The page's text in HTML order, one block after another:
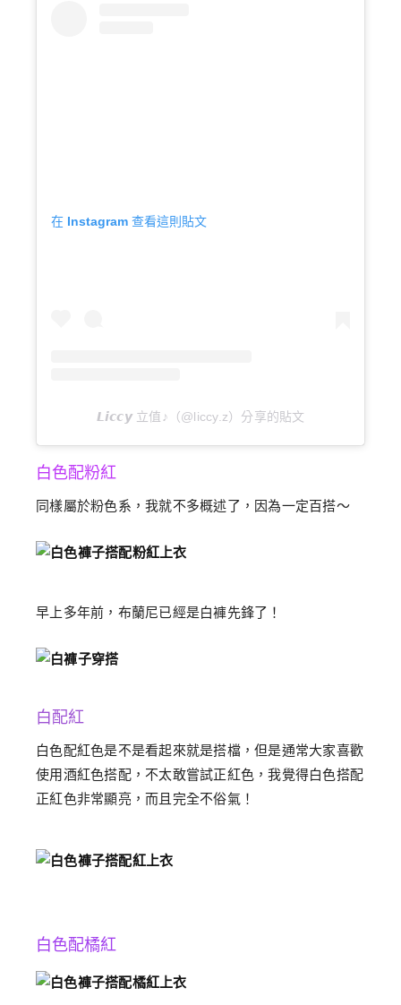
在 Instagram 查看這則貼文
𝙇𝙞𝙘𝙘𝙮 立值♪（@liccy.z）分享的貼文
白色配粉紅
同樣屬於粉色系，我就不多概述了，因為一定百搭～
早上多年前，布蘭尼已經是白褲先鋒了！
白配紅
白色配紅色是不是看起來就是搭檔，但是通常大家喜歡
使用酒紅色搭配，不太敢嘗試正紅色，我覺得白色搭配
正紅色非常顯亮，而且完全不俗氣！
白色配橘紅